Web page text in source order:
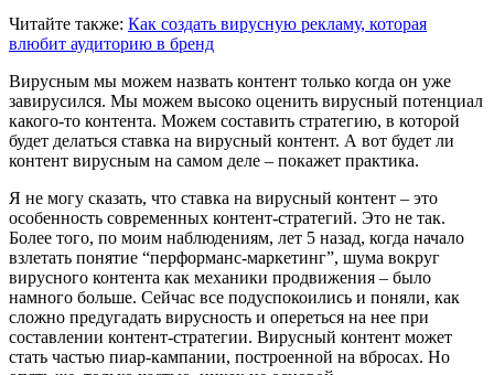
Читайте также: Как создать вирусную рекламу, которая
влюбит аудиторию в бренд
Вирусным мы можем назвать контент только когда он уже
завирусился. Мы можем высоко оценить вирусный потенциал
какого-то контента. Можем составить стратегию, в которой
будет делаться ставка на вирусный контент. А вот будет ли
контент вирусным на самом деле – покажет практика.
Я не могу сказать, что ставка на вирусный контент – это
особенность современных контент-стратегий. Это не так.
Более того, по моим наблюдениям, лет 5 назад, когда начало
взлетать понятие “перформанс-маркетинг”, шума вокруг
вирусного контента как механики продвижения – было
намного больше. Сейчас все подуспокоились и поняли, как
сложно предугадать вирусность и опереться на нее при
составлении контент-стратегии. Вирусный контент может
стать частью пиар-кампании, построенной на вбросах. Но